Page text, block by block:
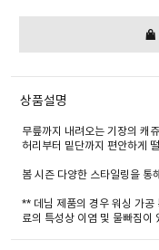
상품설명
무릎까지 내려오는 기장의 캐
허리부터 밑단까지 편안하게
봄 시즌 다양한 스타일링을 통
** 데님 제품의 경우 워싱 가공
료의 특성상 이염 및 물빠짐이